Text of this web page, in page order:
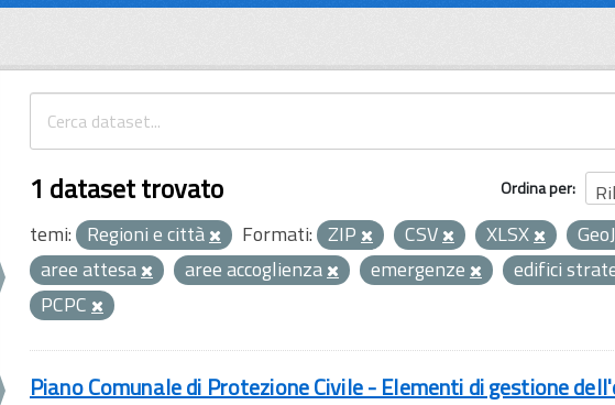
Ordina per
1 dataset trovato
temi: Regioni e città Formati: ZIP CSV XLSX
aree attesa
aree accoglienza emergenze
edifici
PCPC
Piano Comunale di Protezione Civile - Elementi di gestione